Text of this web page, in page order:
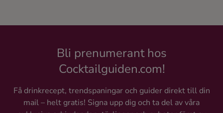
Whisky
Bli prenumerant hos
Cocktailguiden.com!
Få drinkrecept, trendspaningar och guider direkt till din
mail – helt gratis! Signa upp dig och ta del av våra